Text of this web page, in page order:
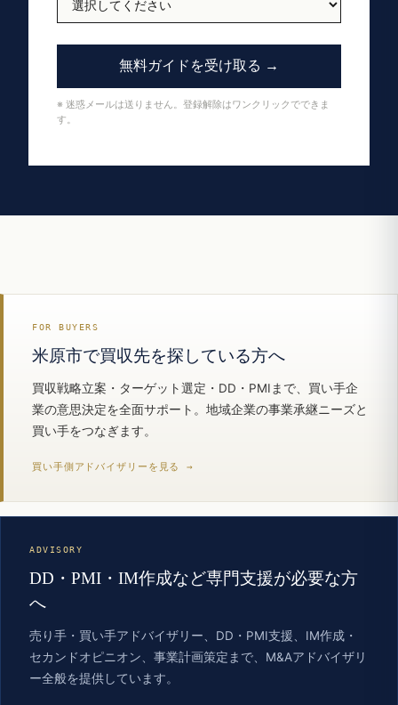
無料ガイドを受け取る →
※ 迷惑メールは送りません。登録解除はワンクリックでできま
す。
FOR BUYERS
米原市で買収先を探している方へ
買収戦略立案・ターゲット選定・DD・PMIまで、買い手企
業の意思決定を全面サポート。地域企業の事業承継ニーズと
買い手をつなぎます。
買い手側アドバイザリーを見る →
ADVISORY
DD・PMI・IM作成など専門支援が必要な方
へ
売り手・買い手アドバイザリー、DD・PMI支援、IM作成・
セカンドオピニオン、事業計画策定まで、M&Aアドバイザリ
ー全般を提供しています。